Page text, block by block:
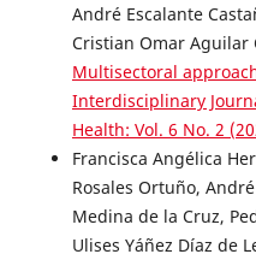
André Escalante
Cristian Omar Aguilar
Multisectoral
Interdisciplinary
Health: Vol. 6 No. 2
Francisca Angélica
Rosales Ortuño,
Medina de la Cruz,
Ulises Yáñez Díaz de